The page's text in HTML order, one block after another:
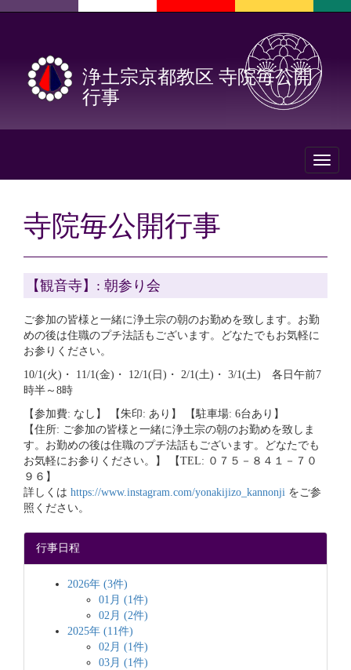
浄土宗京都教区 寺院毎公開
行事
Toggle
寺院毎公開行事
【観音寺】: 朝参り会
ご参加の皆様と一緒に浄土宗の朝のお勤めを致します。お勤
めの後は住職のプチ法話もございます。どなたでもお気軽に
お参りください。
10/1(火)・ 11/1(金)・ 12/1(日)・ 2/1(土)・ 3/1(土) 各日午前7
時半～8時
【参加費: なし】 【朱印: あり】 【駐車場: 6台あり】
【住所: ご参加の皆様と一緒に浄土宗の朝のお勤めを致しま
す。お勤めの後は住職のプチ法話もございます。どなたでも
お気軽にお参りください。】 【TEL: ０７５－８４１－７０
９６】
詳しくは https://www.instagram.com/yonakijizo_kannonji をご参
照ください。
行事日程
2026年 (3件)
01月 (1件)
02月 (2件)
2025年 (11件)
02月 (1件)
03月 (1件)